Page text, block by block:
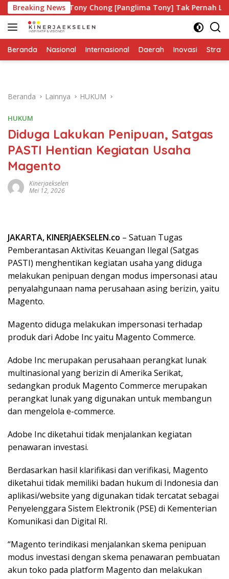
Langsung
ke
konten
Breaking News
Tony Chong [Panglima Tony] Tak Pernah Lelah Menjaga
Beranda Nasional Internasional Daerah Inovasi
Beranda Lainnya HUKUM
HUKUM
Diduga Lakukan Penipuan, Satgas
PASTI Hentian Kegiatan Usaha
Magento
Kinerjaekselen
Mei 12, 2026
JAKARTA, KINERJAEKSELEN.co – Satuan Tugas
Pemberantasan Aktivitas Keuangan Ilegal (Satgas
PASTI) menghentikan kegiatan usaha yang diduga
melakukan penipuan dengan modus impersonasi atau
penyalahgunaan nama perusahaan asing berizin, yaitu
Magento.
Magento diduga melakukan impersonasi terhadap
produk dari Adobe Inc yaitu Magento Commerce.
Adobe Inc merupakan perusahaan perangkat lunak
multinasional yang berizin di Amerika Serikat,
sedangkan produk Magento Commerce merupakan
perangkat lunak yang digunakan untuk membangun
dan mengelola e-commerce.
Adobe Inc diketahui tidak menjalankan kegiatan
penawaran investasi.
Berdasarkan hasil klarifikasi dan verifikasi, Magento
diketahui tidak memiliki badan hukum di Indonesia dan
aplikasi/website yang digunakan tidak tercatat sebagai
Penyelenggara Sistem Elektronik (PSE) di Kementerian
Komunikasi dan Digital RI.
“Magento terindikasi menjalankan skema penipuan
modus investasi dengan skema penawaran pembuatan
akun toko pada platform Magento dan melakukan